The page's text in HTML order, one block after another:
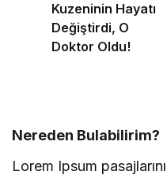
Kuzeninin Hayatı
Değiştirdi, O
Doktor Oldu!
Nereden Bulabilirim?
Lorem Ipsum